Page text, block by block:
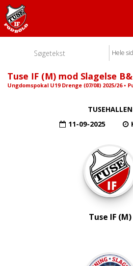
Hele
Tuse IF (M) mod Slagelse
Ungdomspokal U19 Drenge (07/08) 2025/26 •
TUSEHALLEN
11-09-2025
Tuse IF (M)